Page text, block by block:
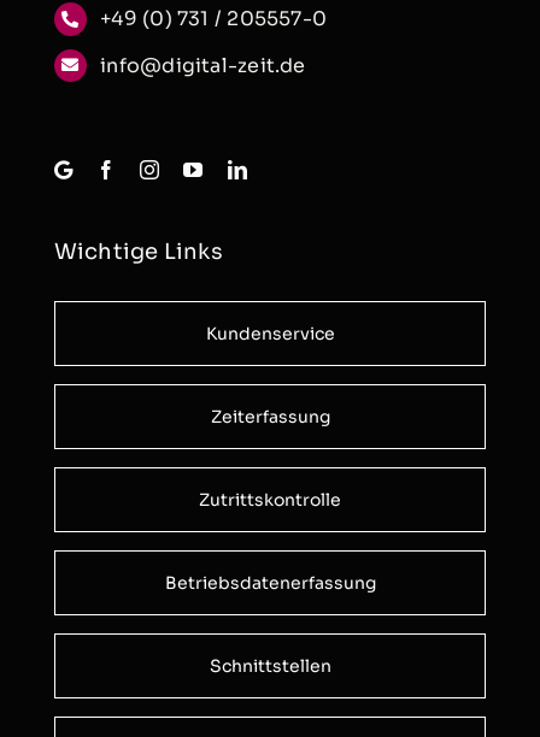
+49 (0) 731 / 205557-0
info@digital-zeit.de
Wichtige Links
Kundenservice
Zeiterfassung
Zutrittskontrolle
Betriebsdatenerfassung
Schnittstellen